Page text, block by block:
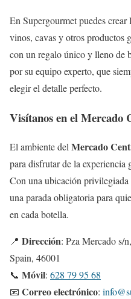
En Supergourmet puedes
vinos, cavas y otros productos
con un regalo único y lleno de
por su equipo experto, que
elegir el detalle perfecto.
Visítanos en el Mercado
El ambiente delMercado
para disfrutar de la experiencia
Con una ubicación privilegiada
una parada obligatoria para
en cada botella.
📍 Dirección: Pza Mercado s/
Spain, 46001
📞 Móvil: 628 79 95 68
📧 Correo electrónico: